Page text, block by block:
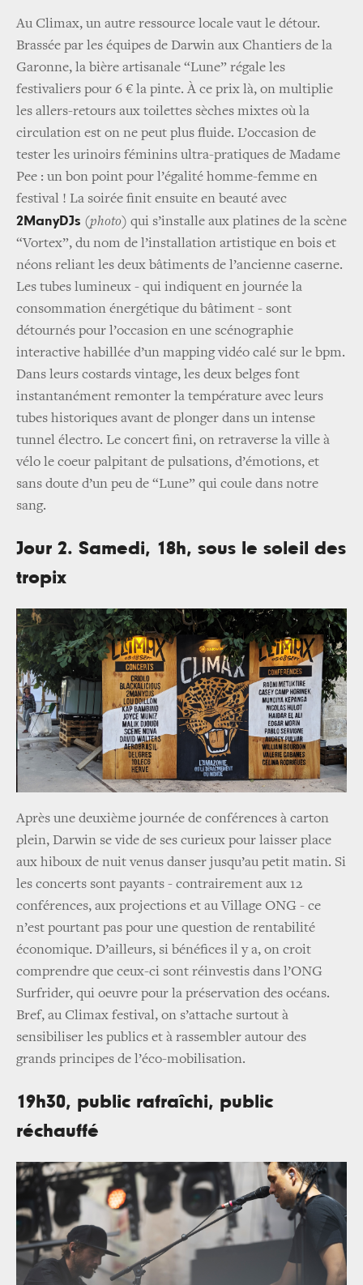
Au Climax, un autre ressource locale vaut le détour.
Brassée par les équipes de Darwin aux Chantiers de la
Garonne, la bière artisanale “Lune” régale les
festivaliers pour 6 € la pinte. À ce prix là, on multiplie
les allers-retours aux toilettes sèches mixtes où la
circulation est on ne peut plus fluide. L’occasion de
tester les urinoirs féminins ultra-pratiques de Madame
Pee : un bon point pour l’égalité homme-femme en
festival ! La soirée finit ensuite en beauté avec
2ManyDJs (photo) qui s’installe aux platines de la scène
“Vortex”, du nom de l’installation artistique en bois et
néons reliant les deux bâtiments de l’ancienne caserne.
Les tubes lumineux - qui indiquent en journée la
consommation énergétique du bâtiment - sont
détournés pour l’occasion en une scénographie
interactive habillée d’un mapping vidéo calé sur le bpm.
Dans leurs costards vintage, les deux belges font
instantanément remonter la température avec leurs
tubes historiques avant de plonger dans un intense
tunnel électro. Le concert fini, on retraverse la ville à
vélo le coeur palpitant de pulsations, d’émotions, et
sans doute d’un peu de “Lune” qui coule dans notre
sang.
Jour 2. Samedi, 18h, sous le soleil des
tropix
Après une deuxième journée de conférences à carton
plein, Darwin se vide de ses curieux pour laisser place
aux hiboux de nuit venus danser jusqu’au petit matin. Si
les concerts sont payants - contrairement aux 12
conférences, aux projections et au Village ONG - ce
n’est pourtant pas pour une question de rentabilité
économique. D’ailleurs, si bénéfices il y a, on croit
comprendre que ceux-ci sont réinvestis dans l’ONG
Surfrider, qui oeuvre pour la préservation des océans.
Bref, au Climax festival, on s’attache surtout à
sensibiliser les publics et à rassembler autour des
grands principes de l’éco-mobilisation.
19h30, public rafraîchi, public
réchauffé